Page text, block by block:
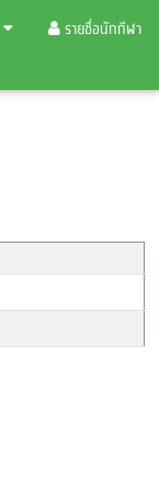
รายชื่อนักกีฬา